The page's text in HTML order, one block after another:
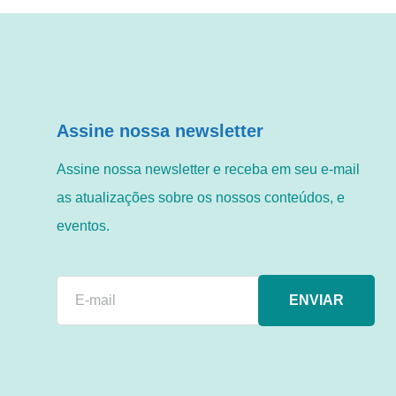
Assine nossa newsletter
Assine nossa newsletter e receba em seu e-mail
as atualizações sobre os nossos conteúdos, e
eventos.
ENVIAR